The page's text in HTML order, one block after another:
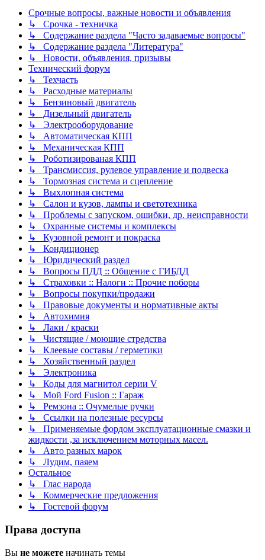
Срочные вопросы, важные новости и объявления
↳ Срочка - техничка
↳ Содержание раздела "Часто задаваемые вопросы"
↳ Содержание раздела "Литература"
↳ Новости, объявления, призывы
Технический форум
↳ Техчасть
↳ Расходные материалы
↳ Бензиновый двигатель
↳ Дизельный двигатель
↳ Электрооборудование
↳ Автоматическая КПП
↳ Механическая КПП
↳ Роботизированая КПП
↳ Трансмиссия, рулевое управление и подвеска
↳ Тормозная система и сцепление
↳ Выхлопная система
↳ Салон и кузов, лампы и светотехника
↳ Проблемы с запуском, ошибки, др. неисправности
↳ Охранные системы и комплексы
↳ Кузовной ремонт и покраска
↳ Кондиционер
↳ Юридический раздел
↳ Вопросы ПДД :: Общение с ГИБДД
↳ Страховки :: Налоги :: Прочие поборы
↳ Вопросы покупки/продажи
↳ Правовые документы и нормативные акты
↳ Автохимия
↳ Лаки / краски
↳ Чистящие / моющие стредства
↳ Клеевые составы / герметики
↳ Хозяйственный раздел
↳ Электроника
↳ Коды для магнитол серии V
↳ Мой Ford Fusion :: Гараж
↳ Ремзона :: Очумелые ручки
↳ Ссылки на полезные ресурсы
↳ Применяемые фордом эксплуатационные смазки и
жидкости ,за исключением моторных масел.
↳ Авто разных марок
↳ Лудим, паяем
Остальное
↳ Глас народа
↳ Коммерческие предложения
↳ Гостевой форум
Права доступа
Вы не можете начинать темы